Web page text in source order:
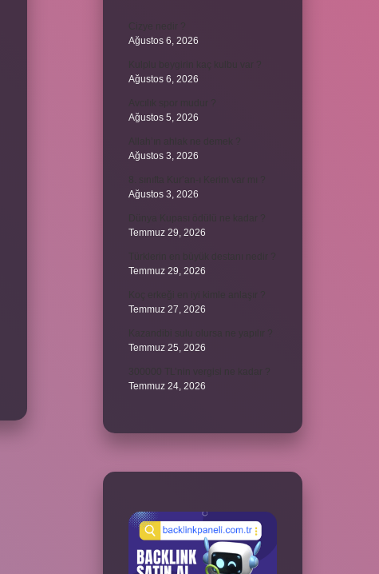
Ağustos 6, 2026
Ağustos 6, 2026
Ağustos 5, 2026
Ağustos 3, 2026
Ağustos 3, 2026
Temmuz 29, 2026
Temmuz 29, 2026
Temmuz 27, 2026
Temmuz 25, 2026
Temmuz 24, 2026